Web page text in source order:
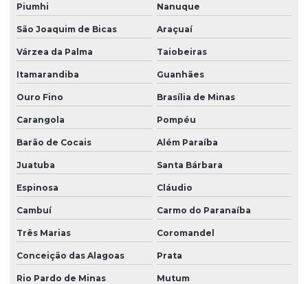
Piumhi Nanuque
São Joaquim de Bicas Araçuaí
Várzea da Palma Taiobeiras
Itamarandiba Guanhães
Ouro Fino Brasília de Minas
Carangola Pompéu
Barão de Cocais Além Paraíba
Juatuba Santa Bárbara
Espinosa Cláudio
Cambuí Carmo do Paranaíba
Três Marias Coromandel
Conceição das Alagoas Prata
Rio Pardo de Minas Mutum